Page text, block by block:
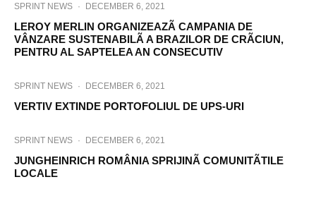
SPRINT NEWS · DECEMBER 6, 2021
LEROY MERLIN ORGANIZEAZÃ CAMPANIA DE
VÂNZARE SUSTENABILÃ A BRAZILOR DE CRÃCIUN,
PENTRU AL SAPTELEA AN CONSECUTIV
SPRINT NEWS · DECEMBER 6, 2021
VERTIV EXTINDE PORTOFOLIUL DE UPS-URI
SPRINT NEWS · DECEMBER 6, 2021
JUNGHEINRICH ROMÂNIA SPRIJINÃ COMUNITÃTILE
LOCALE